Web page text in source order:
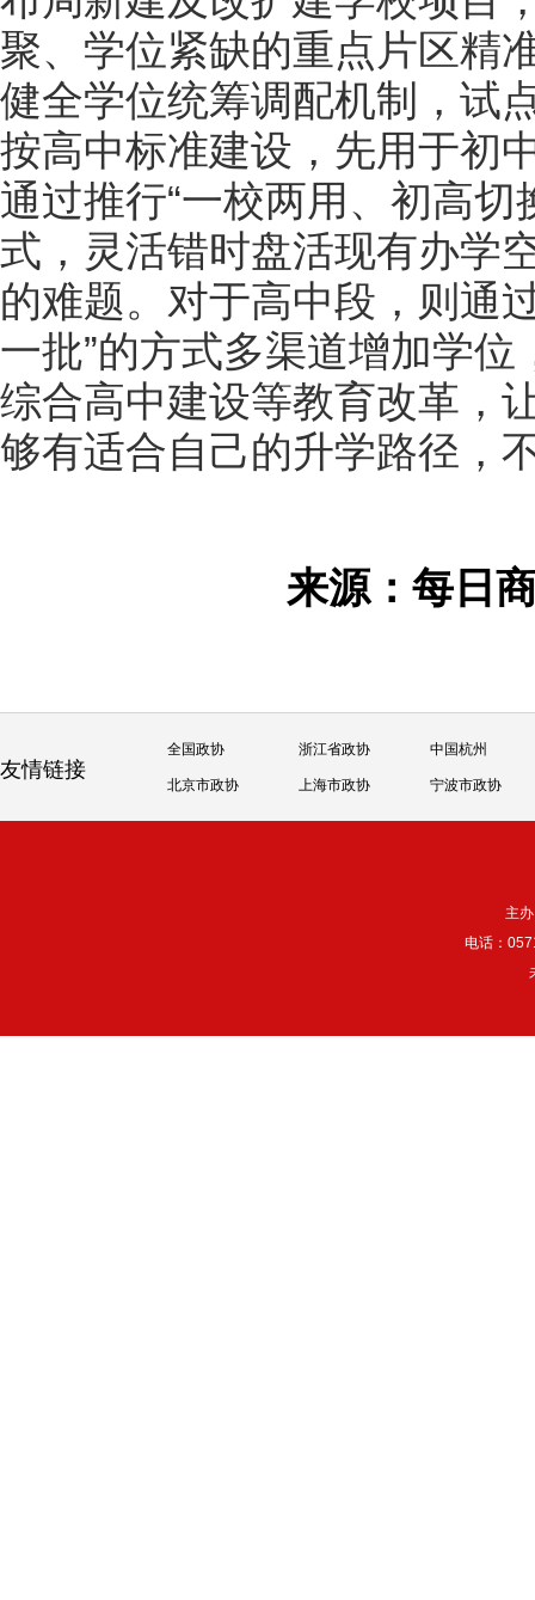
聚、学位紧缺的重点片区精
健全学位统筹调配机制，试
按高中标准建设，先用于初
通过推行“一校两用、初高
式，灵活错时盘活现有办学
的难题。对于高中段，则通
一批”的方式多渠道增加学
综合高中建设等教育改革，
够有适合自己的升学路径，
来源：每
友情链接
全国政协 浙江省政协 中国杭州
北京市政协 上海市政协 宁波市政协
主
电话：